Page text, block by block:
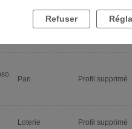
Pari Profil supprimé
Loterie Profil supprimé
Refuser